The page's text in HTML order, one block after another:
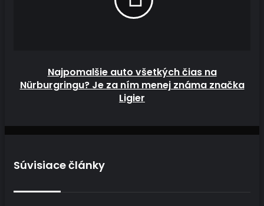
Najpomalšie auto všetkých čias na
Nürburgringu? Je za ním menej známa značka
Ligier
Súvisiace články